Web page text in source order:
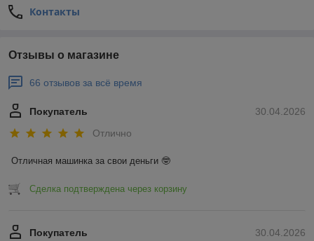
Контакты
Отзывы о магазине
66 отзывов за всё время
30.04.2026
Покупатель
Отлично
Отличная машинка за свои деньги 🤓
Сделка подтверждена через корзину
30.04.2026
Покупатель